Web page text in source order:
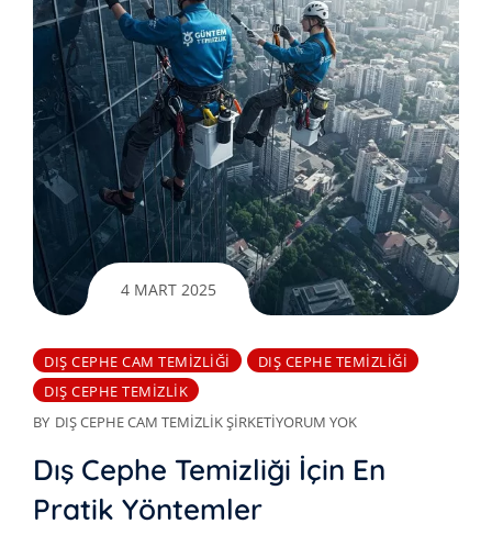
4 MART 2025
DIŞ CEPHE CAM TEMIZLIĞI
DIŞ CEPHE TEMIZLIĞI
DIŞ CEPHE TEMIZLIK
BY DIŞ CEPHE CAM TEMIZLIK ŞIRKETIYORUM YOK
Dış Cephe Temizliği İçin En
Pratik Yöntemler